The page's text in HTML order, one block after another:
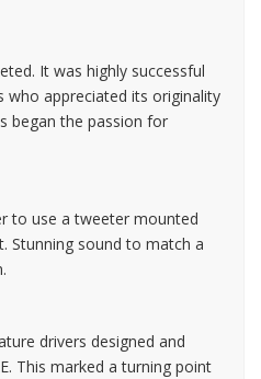
It was highly successful
who appreciated its originality
began the passion for
to use a tweeter mounted
Stunning sound to match a
drivers designed and
This marked a turning point